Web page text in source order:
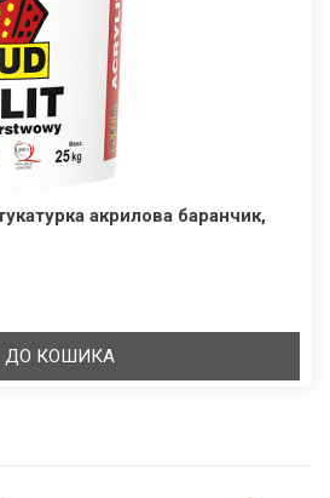
акрилова баранчик,
ДО КОШИКА